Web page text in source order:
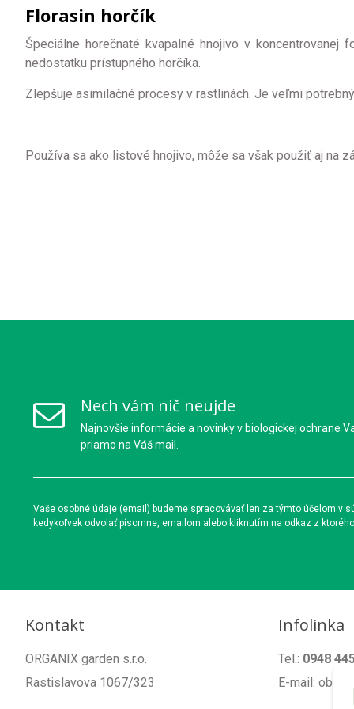
Florasin horčík
Špeciálne horečnaté kvapalné hnojivo v
nedostatku prístupného horčíka.
Zlepšuje asimilačné procesy v rastlinách. Je veľmi
Používa sa ako listové hnojivo, môže sa však použiť aj na
Nech vám nič neujde
Najnovšie informácie a novinky v biologickej ochrane
priamo na Váš mail.
Vaše osobné údaje (email) budeme spracovávať len za týmto účelom v
kedykoľvek odvolať písomne, emailom alebo kliknutím na odkaz z
Kontakt
ORGANIX garden s.r.o.
Rastislavova 1067/323
Infolinka
Tel.: 0948
E-mail: